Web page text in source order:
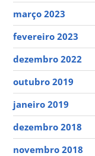
março 2023
fevereiro 2023
dezembro 2022
outubro 2019
janeiro 2019
dezembro 2018
novembro 2018